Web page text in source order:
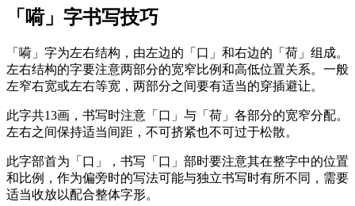
「嗬」字书写技巧
「嗬」字为左右结构，由左边的「口」和右边的「荷」组成。
左右结构的字要注意两部分的宽窄比例和高低位置关系。一般
左窄右宽或左右等宽，两部分之间要有适当的穿插避让。
此字共13画，书写时注意「口」与「荷」各部分的宽窄分配。
左右之间保持适当间距，不可挤紧也不可过于松散。
此字部首为「口」，书写「口」部时要注意其在整字中的位置
和比例，作为偏旁时的写法可能与独立书写时有所不同，需要
适当收放以配合整体字形。